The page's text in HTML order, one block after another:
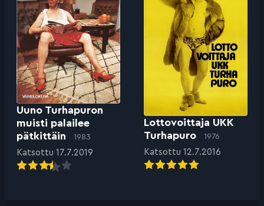
Uuno Turhapuron
muisti palailee
pätkittäin
1983
Katsottu 17.7.2019
Lottovoittaja UKK
Turhapuro
1976
Katsottu 12.7.2016